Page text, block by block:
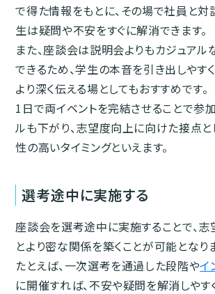
で得た情報をもとに、その場で社員と対
生は疑問や不安をすぐに解消できます。
また、座談会は説明会よりもカジュア
できるため、学生の本音を引き出しやす
より深く伝える場としてもおすすめです。
1日で両イベントを完結させることで参
ルも下がり、志望度向上に向けた接点
性の高いタイミングといえます。
選考途中に実施する
座談会を選考途中に実施することで、
とより密な関係を築くことが可能となり
たとえば、一次選考を通過した段階やイ
に開催すれば、不安や疑問を解消しやす